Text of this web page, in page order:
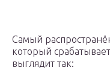
Самый
который
выглядит так: